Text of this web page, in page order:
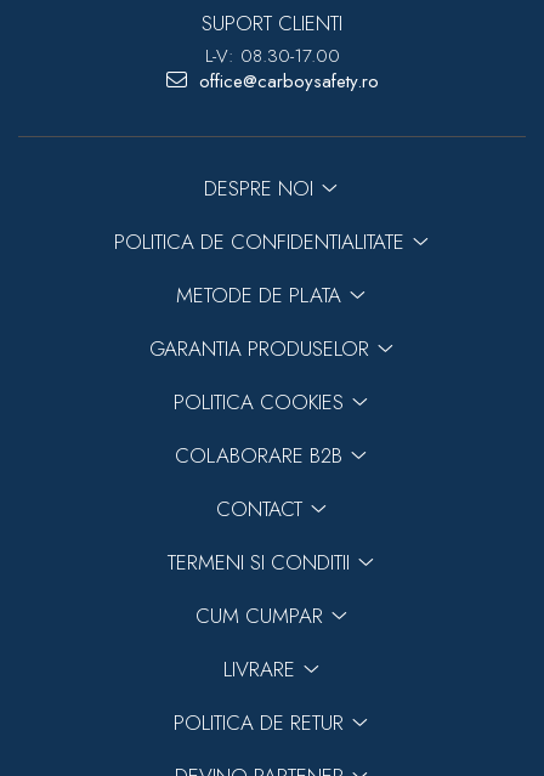
SUPORT CLIENTI
L-V: 08.30-17.00
office@carboysafety.ro
DESPRE NOI
POLITICA DE CONFIDENTIALITATE
METODE DE PLATA
GARANTIA PRODUSELOR
POLITICA COOKIES
COLABORARE B2B
CONTACT
TERMENI SI CONDITII
CUM CUMPAR
LIVRARE
POLITICA DE RETUR